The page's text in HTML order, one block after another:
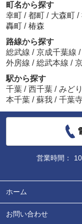
町名から探す
幸町 / 都町 / 大森町 /
轟町 / 椿森
路線から探す
総武線 / 京成千葉線 /
外房線 / 総武本線 /
駅から探す
千葉 / 西千葉 / みど
本千葉 / 蘇我 / 千葉
営業時間：
ホーム
お問い合わせ